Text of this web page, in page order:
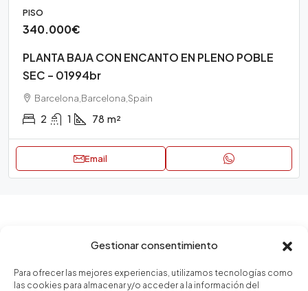
Gestionar consentimiento
Para ofrecer las mejores experiencias, utilizamos tecnologías como
las cookies para almacenar y/o acceder a la información del
PISO
340.000€
PLANTA BAJA CON ENCANTO EN PLENO POBLE
SEC – 01994br
Barcelona,Barcelona,Spain
2 1 78 m²
Email
Vila de Gràcia